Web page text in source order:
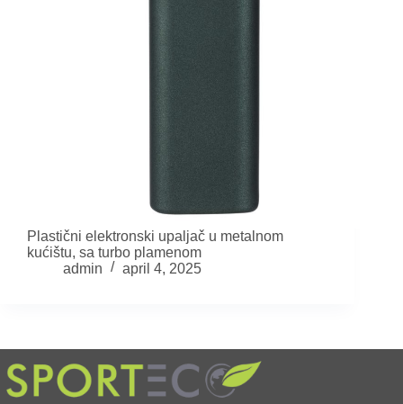
Plastični elektronski upaljač u metalnom
kućištu, sa turbo plamenom
admin
april 4, 2025